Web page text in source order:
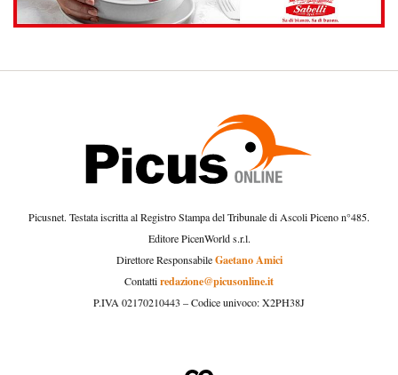
Picusnet. Testata iscritta al Registro Stampa del Tribunale di Ascoli Piceno n°485.
Editore PicenWorld s.r.l.
Direttore ResponsabileGaetano Amici
Contattiredazione@picusonline.it
P.IVA 02170210443 – Codice univoco: X2PH38J